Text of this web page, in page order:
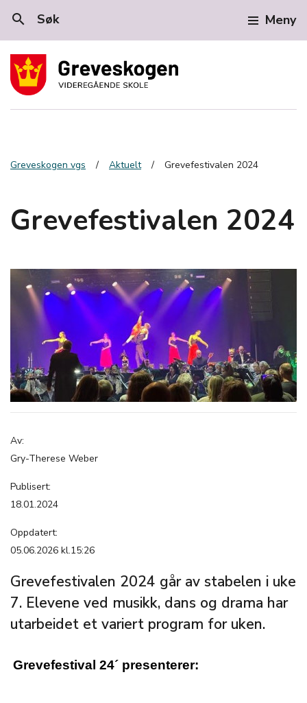
search Søk Meny
Greveskogen vgs Aktuelt Grevefestivalen 2024
Grevefestivalen 2024
Av:
Gry-Therese Weber
Publisert:
18.01.2024
Oppdatert:
05.06.2026 kl.15:26
Grevefestivalen 2024 går av stabelen i uke
7. Elevene ved musikk, dans og drama har
utarbeidet et variert program for uken.
Grevefestival 24´ presenterer: